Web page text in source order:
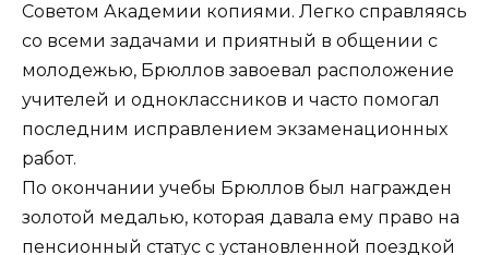
Советом Академии копиями. Легко справляясь
со всеми задачами и приятный в общении с
молодежью, Брюллов завоевал расположение
учителей и одноклассников и часто помогал
последним исправлением экзаменационных
работ.
По окончании учебы Брюллов был награжден
золотой медалью, которая давала ему право на
пенсионный статус с установленной поездкой